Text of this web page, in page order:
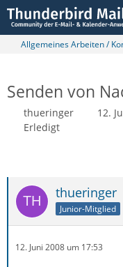
Allgemeines Arbeiten /
Senden von
thueringer 12.
Erledigt
thueringer
Junior-Mitglied
12. Juni 2008 um 17:53